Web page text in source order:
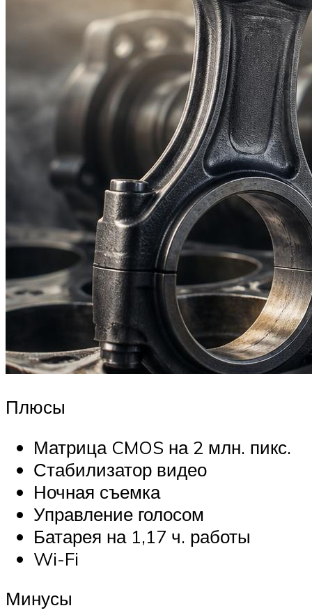
Плюсы
Матрица CMOS на 2 млн. пикс.
Стабилизатор видео
Ночная съемка
Управление голосом
Батарея на 1,17 ч. работы
Wi-Fi
Минусы